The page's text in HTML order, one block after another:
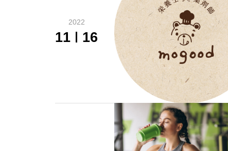
2022
11 16